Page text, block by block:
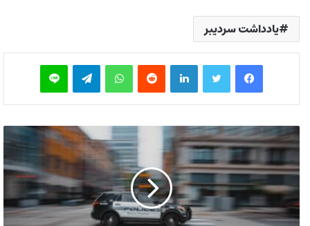
یادداشت سردیبر
فیس بوک توییتر لینکدین‫رددیت واتس آپ تلگرام لاین